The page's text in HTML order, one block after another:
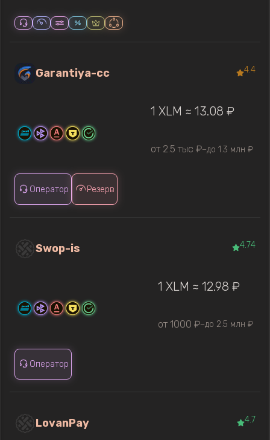
Garantiya-cc 4.4
1 XLM ≈ 13.08 ₽
от 2.5 тыс ₽—до 1.3 млн ₽
Оператор Резерв
Swop-is 4.74
1 XLM ≈ 12.98 ₽
от 1000 ₽—до 2.5 млн ₽
Оператор
LovanPay 4.7